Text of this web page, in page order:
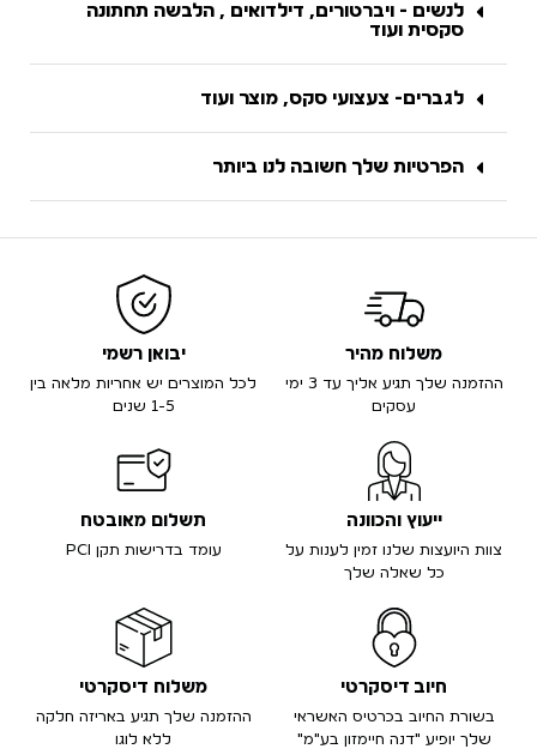
לנשים - ויברטורים, דילדואים , הלבשה תחתונה
סקסית ועוד
לגברים- צעצועי סקס, מוצר ועוד
הפרטיות שלך חשובה לנו ביותר
משלוח מהיר
ההזמנה שלך תגיע אליך עד 3 ימי
עסקים
יבואן רשמי
לכל המוצרים יש אחריות מלאה בין
1-5 שנים
ייעוץ והכוונה
צוות היועצות שלנו זמין לענות על
כל שאלה שלך
תשלום מאובטח
עומד בדרישות תקן PCI
חיוב דיסקרטי
בשורת החיוב בכרטיס האשראי
שלך יופיע "דנה חיימזון בע"מ"
משלוח דיסקרטי
ההזמנה שלך תגיע באריזה חלקה
ללא לוגו